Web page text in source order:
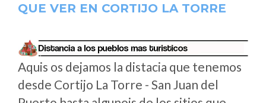
QUE VER EN CORTIJO LA TORRE
Aquis os dejamos la distacia que tenemos
desde Cortijo La Torre - San Juan del